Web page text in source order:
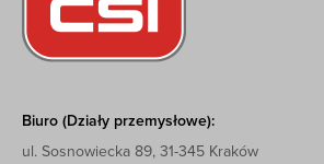
Biuro (Działy przemysłowe):
ul. Sosnowiecka 89, 31-345 Kraków